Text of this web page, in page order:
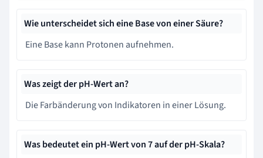
Wie unterscheidet sich eine Base von einer Säure?
Eine Base kann Protonen aufnehmen.
Was zeigt der pH-Wert an?
Die Farbänderung von Indikatoren in einer Lösung.
Was bedeutet ein pH-Wert von 7 auf der pH-Skala?